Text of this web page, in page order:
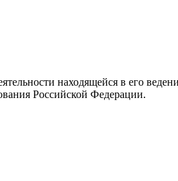
находящейся в его
Российской Федерации.